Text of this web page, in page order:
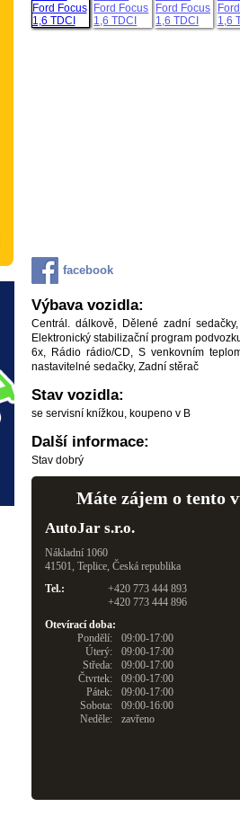
facebook
Výbava vozidla:
Centrál. dálkově, Dělené zadní
Elektronický stabilizační program
6x, Rádio rádio/CD, S venkovním
nastavitelné sedačky, Zadní stěrač
Stav vozidla:
se servisní knížkou, koupeno v B
Další informace:
Stav dobrý
Máte zájem o tento
AutoJar s.r.o.
Nákladní 1060
41501, Teplice, Česká republika
Tel.:
+420 773 444 893
+420 773 444 896
Otevírací doba:
Pondělí:
09:00-17:00
Úterý:
09:00-17:00
Středa:
09:00-17:00
Čtvrtek:
09:00-17:00
Pátek:
09:00-17:00
Sobota:
09:00-16:00
Neděle:
zavřeno